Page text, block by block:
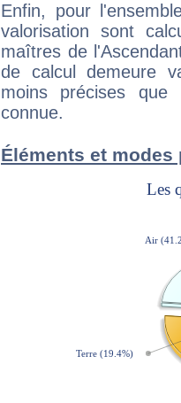
Enfin, pour
valorisation sont
maîtres de
de calcul demeure
moins précises que
connue.
Éléments et modes